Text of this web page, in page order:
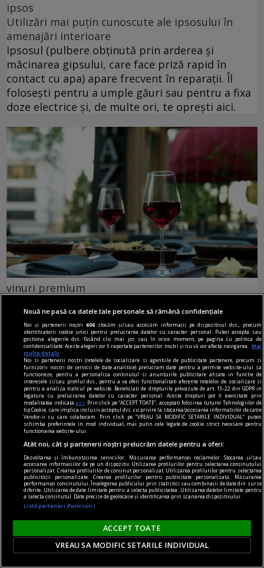
ipsos
Utilizări mai puțin cunoscute ale ipsosului în
amenajări interioare
Ipsosul (pulbere obținută prin arderea și
măcinarea gipsului, care face priză rapid în
contact cu apa) apare frecvent în reparații. Îl
folosești pentru a umple găuri sau pentru a fixa
doze electrice și, de multe ori, te oprești aici.
vinuri premium
cunoscători
În lumea vinului, diferența dintre un produs
obișnuit și o experiență memorabilă este dată de
origine, rafinament și atenția la detalii. Pentru
cunoscători, alegerea nu se rezumă la o simplă
băutură, ci la o expresie a terroir-ului, a tradiției
și a măiestriei vinificatorului.
Nouă ne pasă ca datele tale personale să rămână confidențiale
Noi și partenerii noștri606 stocăm și/sau accesăm informații pe dispozitivul dvs., precum
identificatorii cookie unici pentru prelucrarea datelor cu caracter personal. Puteți accepta sau
gestiona alegerile dvs. făcând clic mai jos sau în orice moment, pe pagina cu politica de
confidențialitate. Aceste alegeri vor fi raportate partenerilor noștri și nu vă vor afecta navigarea.
Mai
multe detalii
Noi si partenerii nostri (retelele de socializare si agentiile de publicitate partenere, precum si
furnizorii nostri de servicii de date analitice) prelucram date pentru a permite website-ului sa
functioneze, pentru a personaliza continutul si anunturile publicitare afisate in functie de
interesele si/sau profilul dvs., pentru a va oferi functionalitati aferente retelelor de socializare si
pentru a analiza traficul pe website. Beneficiati de drepturile prevazute de art. 15-22 din GDPR in
legatura cu prelucrarea datelor cu caracter personal. Aceste drepturi pot fi exercitate prin
modalitatea indicataaici
. Prin click pe “ACCEPT TOATE”, acceptati folosirea tuturor Tehnologiilor de
tip Cookie, care implica inclusiv acceptul dvs. cu privire la stocarea/accesarea informatiilor de catre
Vendor-ii cu care colaboram. Prin click pe “VREAU SA MODIFIC SETARILE INDIVIDUAL” puteti
schimba preferintele in mod individual, mai putin cele legate de cookie strict necesare pentru
functionarea website-ului.
Atât noi, cât și partenerii noștri prelucrăm datele pentru a oferi:
Dezvoltarea și îmbunătățirea serviciilor. Măsurarea performanței reclamelor. Stocarea și/sau
accesarea informațiilor de pe un dispozitiv. Utilizarea profilurilor pentru selectarea conținutului
personalizat. Crearea profilurilor de conținut personalizat. Utilizarea profilurilor pentru selectarea
publicității personalizate. Crearea profilurilor pentru publicitate personalizată. Măsurarea
performanței conținutului. Înțelegerea publicului prin statistici sau combinații de date din surse
diferite. Utilizarea de date limitate pentru a selecta publicitatea. Utilizarea datelor limitate pentru
a selecta conținutul. Date precise de geolocație și identificarea prin scanarea dispozitivului.
Listă parteneri (furnizori)
ACCEPT TOATE
VREAU SA MODIFIC SETARILE INDIVIDUAL